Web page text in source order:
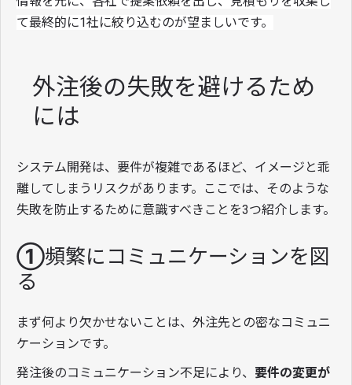
て最終的に1社に絞り込むのが望ましいです。
外注後の失敗を避けるため
には
システム開発は、要件が複雑であるほど、イメージと乖
離してしまうリスクがあります。ここでは、そのような
失敗を防止するために意識すべきことを3つ紹介します。
①頻繁にコミュニケーションを図
る
まず何より欠かせないことは、外注先との密なコミュニ
ケーションです。
発注後のコミュニケーション不足により、 要件の変更が